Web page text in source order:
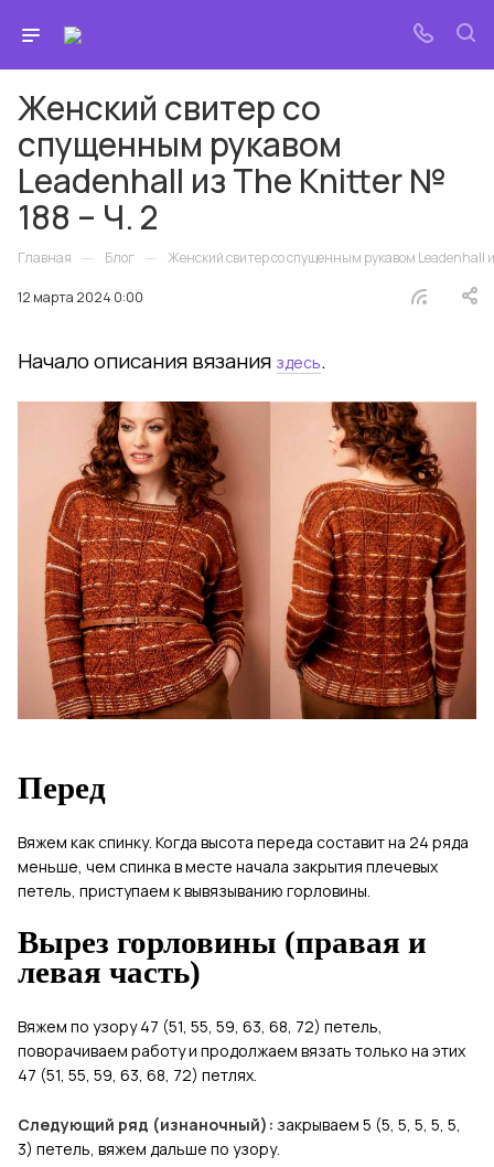
Женский свитер со
спущенным рукавом
Leadenhall из The Knitter №
188 – Ч. 2
Главная — Блог — Женский свитер со спущенным рукавом Leadenhall
12 марта 2024 0:00
Начало описания вязания здесь.
Перед
Вяжем как спинку. Когда высота переда составит на 24 ряда
меньше, чем спинка в месте начала закрытия плечевых
петель, приступаем к вывязыванию горловины.
Вырез горловины (правая и
левая часть)
Вяжем по узору 47 (51, 55, 59, 63, 68, 72) петель,
поворачиваем работу и продолжаем вязать только на этих
47 (51, 55, 59, 63, 68, 72) петлях.
Следующий ряд (изнаночный): закрываем 5 (5, 5, 5, 5, 5,
3) петель, вяжем дальше по узору.